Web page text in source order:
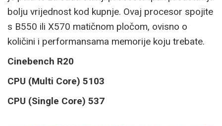
bolju vrijednost kod kupnje. Ovaj procesor spojite
s B550 ili X570 matičnom pločom, ovisno o
količini i performansama memorije koju trebate.
Cinebench R20
CPU (Multi Core) 5103
CPU (Single Core) 537